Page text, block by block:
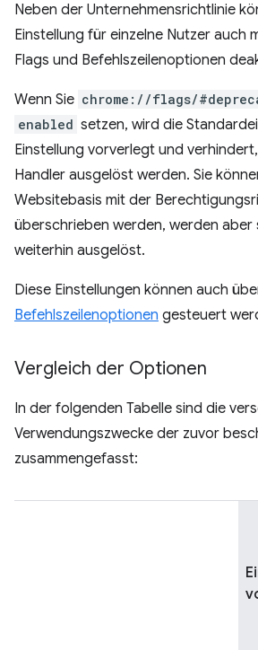
Neben der Unternehmensrichtlinie
Einstellung für einzelne Nutzer auch
Flags und Befehlszeilenoptionen
Wenn Sie chrome://flags/
enabled setzen, wird die
Einstellung vorverlegt und
Handler ausgelöst werden. Sie
Websitebasis mit der
überschrieben werden, werden aber
weiterhin ausgelöst.
Diese Einstellungen können auch
Befehlszeilenoptionen gesteuert
Vergleich der Optionen
In der folgenden Tabelle sind die
Verwendungszwecke der zuvor
zusammengefasst: